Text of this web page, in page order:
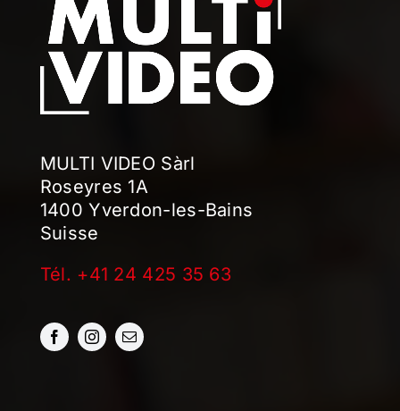
MULTI VIDEO Sàrl
Roseyres 1A
1400 Yverdon-les-Bains
Suisse
Tél. +41 24 425 35 63